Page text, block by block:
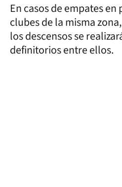
En casos de empates
clubes de la misma
los descensos se
definitorios entre ellos.